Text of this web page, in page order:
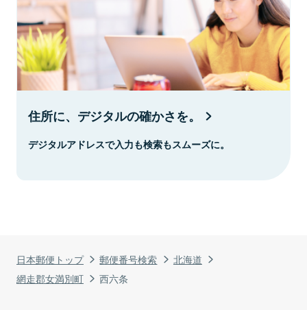
日本郵便トップ 郵便番号検索
北海道
網走郡女満別町
西六条
住所に、デジタルの確かさを。
デジタルアドレスで入力も検索もスムーズに。